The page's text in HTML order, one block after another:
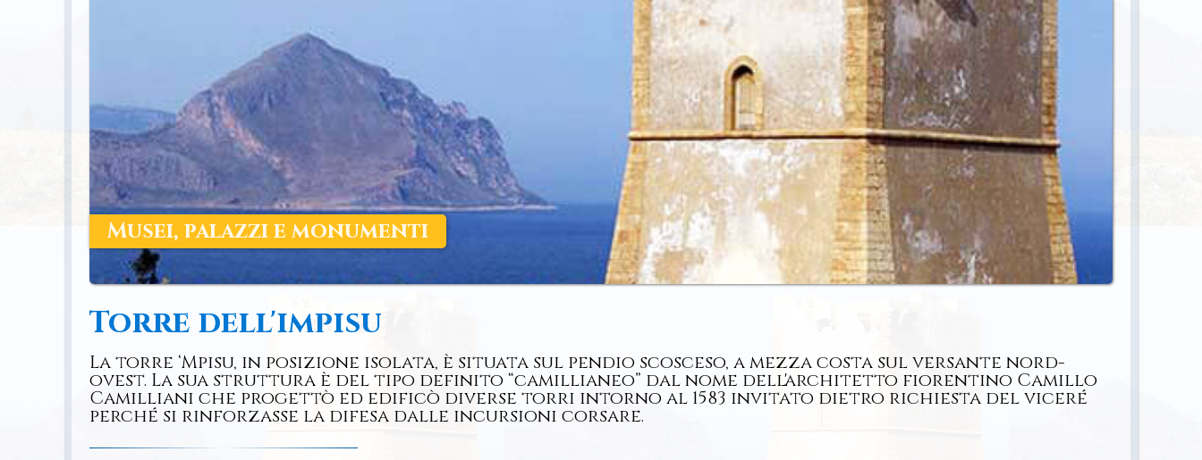
Musei, palazzi e monumenti
Torre dell'impisu
La torre ‘Mpisu, in posizione isolata, è situata sul pendio scosceso, a mezza costa sul versante nord-
ovest. La sua struttura è del tipo definito “camillianeo” dal nome dell'architetto fiorentino Camillo
Camilliani che progettò ed edificò diverse torri intorno al 1583 invitato dietro richiesta del viceré
perché si rinforzasse la difesa dalle incursioni corsare.